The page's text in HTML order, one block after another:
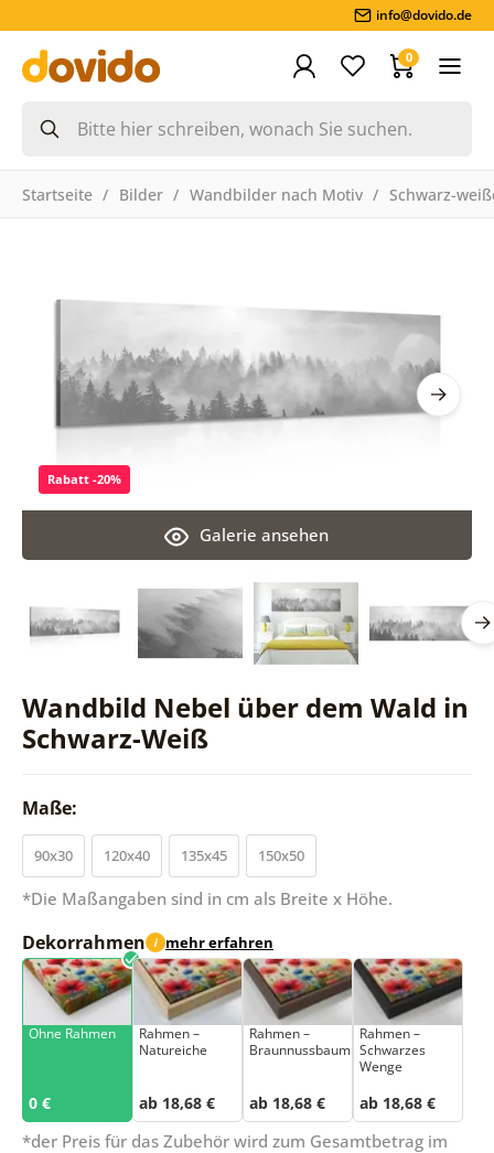
info@dovido.de
0
Startseite Bilder Wandbilder nach Motiv Schwarz-
Wandbild Nebel über dem Wald in
Schwarz-Weiß
Galerie ansehen
Rabatt -20%
Maße:
90x30 120x40 135x45 150x50
*Die Maßangaben sind in cm als Breite x Höhe.
Dekorrahmen i mehr erfahren
Ohne Rahmen
0 €
Rahmen –
Natureiche
ab 18,68 €
Rahmen –
Braunnussbaum
ab 18,68 €
Rahmen –
Schwarzes
Wenge
ab 18,68 €
*der Preis für das Zubehör wird zum Gesamtbetrag im